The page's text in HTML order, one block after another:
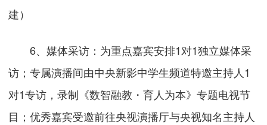
建）
6、媒体采访：为重点嘉宾安排1对1独立媒体采
访；专属演播间由中央新影中学生频道特邀主持人1
对1专访，录制《数智融教・育人为本》专题电视节
目；优秀嘉宾受邀前往央视演播厅与央视知名主持人